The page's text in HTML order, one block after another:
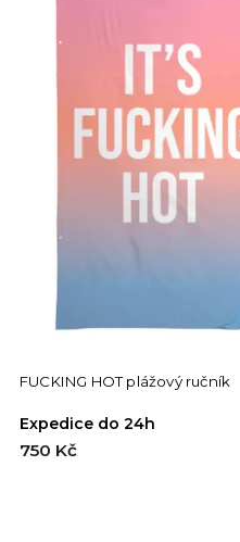
FUCKING HOT plážový ručník
Expedice do 24h
750 Kč